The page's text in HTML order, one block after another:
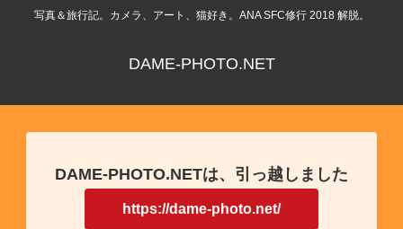
写真＆旅行記。カメラ、アート、猫好き。ANA SFC修行 2018 解脱。
DAME-PHOTO.NET
DAME-PHOTO.NETは、引っ越しました
https://dame-photo.net/